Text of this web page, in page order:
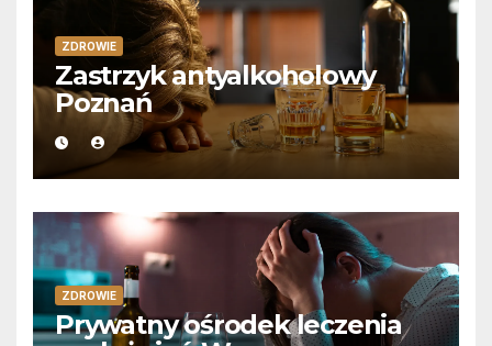
ZDROWIE
Zastrzyk antyalkoholowy
Poznań
ZDROWIE
Prywatny ośrodek leczenia